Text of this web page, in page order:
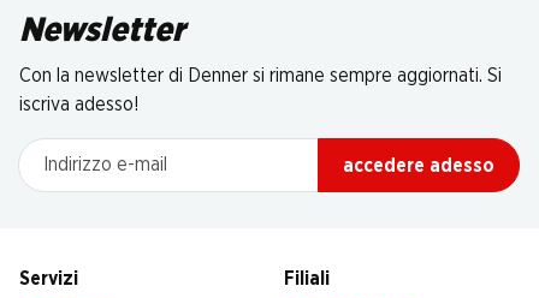
Newsletter
Con la newsletter di Denner si rimane sempre aggiornati. Si
iscriva adesso!
Indirizzo e-mail
accedere adesso
Servizi
Filiali